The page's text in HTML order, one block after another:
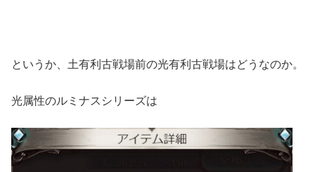
というか、土有利古戦場前の光有利古戦場はどうなのか。
光属性のルミナスシリーズは